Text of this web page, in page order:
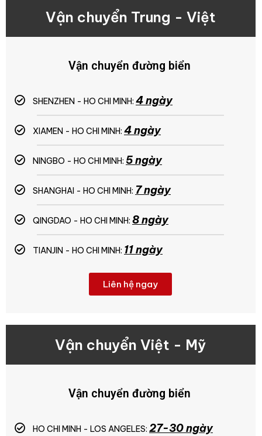
Vận chuyển Trung - Việt
Vận chuyển đường biển
SHENZHEN - HO CHI MINH: 4 ngày
XIAMEN - HO CHI MINH: 4 ngày
NINGBO - HO CHI MINH: 5 ngày
SHANGHAI - HO CHI MINH: 7 ngày
QINGDAO - HO CHI MINH: 8 ngày
TIANJIN - HO CHI MINH: 11 ngày
Liên hệ ngay
Vận chuyển Việt - Mỹ
Vận chuyển đường biển
HO CHI MINH - LOS ANGELES: 27-30 ngày